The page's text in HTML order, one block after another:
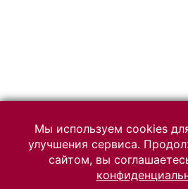
Мы используем cookies
улучшения сервиса.
сайтом, вы